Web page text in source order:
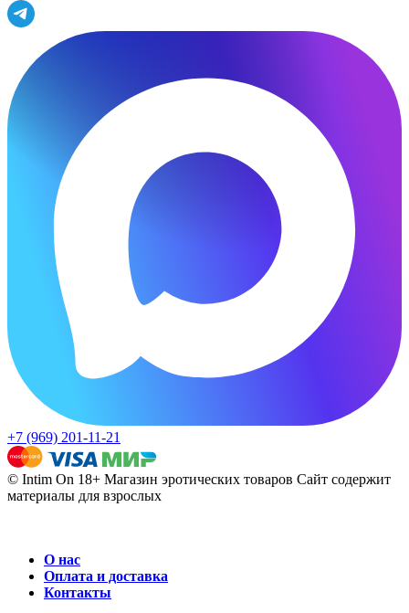
+7 (969) 201-11-21
© Intim On 18+ Магазин эротических товаров Сайт содержит
материалы для взрослых
О нас
Оплата и доставка
Контакты